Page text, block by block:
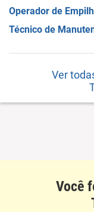
Operador de
Técnico de
Ver
Você